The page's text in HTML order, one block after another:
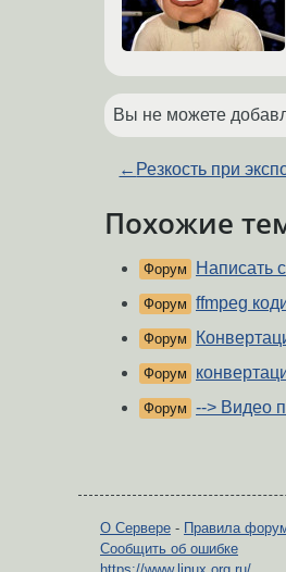
Вы не можете
← Резкость при
Похожие
Форум Написать
Форум ffmpeg
Форум
Форум
Форум --> Видео
О Сервере - Правила
Сообщить об ошибке